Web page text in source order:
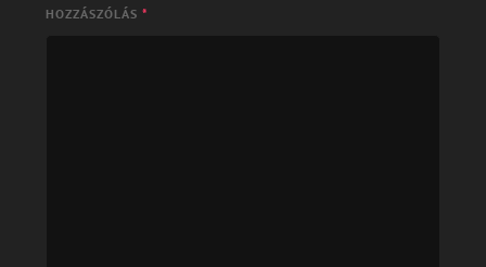
HOZZÁSZÓLÁS *